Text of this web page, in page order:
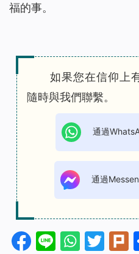
福的事。
如果您在信仰上
隨時與我們聯繫。
通過
通過
Facebook
Line